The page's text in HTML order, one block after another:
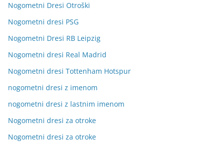
Nogometni Dresi Otroški
Nogometni dresi PSG
Nogometni Dresi RB Leipzig
Nogometni dresi Real Madrid
Nogometni dresi Tottenham Hotspur
nogometni dresi z imenom
nogometni dresi z lastnim imenom
Nogometni dresi za otroke
Nogometni dresi za otroke